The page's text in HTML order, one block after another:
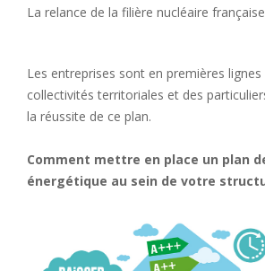
La relance de la filière nucléaire
Les entreprises sont en premières
collectivités territoriales et des
la réussite de ce plan.
Comment mettre en place un plan
énergétique au sein de votre